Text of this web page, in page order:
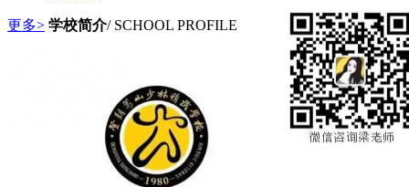
更多> 学校简介/ SCHOOL PROFILE